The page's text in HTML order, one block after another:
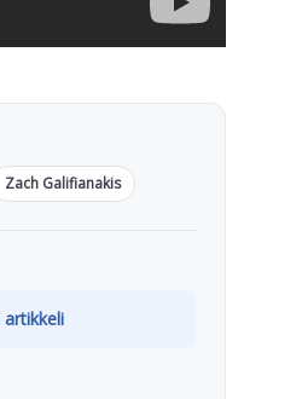
Zach Galifianakis
artikkeli